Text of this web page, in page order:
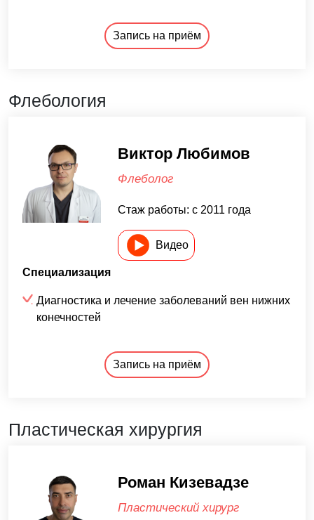
Запись на приём
Флебология
Виктор Любимов
Флеболог
Стаж работы: c 2011 года
Видео
Специализация
Диагностика и лечение заболеваний вен нижних
конечностей
Запись на приём
Пластическая хирургия
Роман Кизевадзе
Пластический хирург